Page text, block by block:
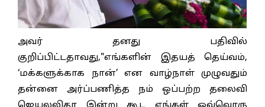
அவர் தனது பதிவில்
குறிப்பிட்டதாவது,"எங்களின் இதயத் தெய்வம்,
‘மக்களுக்காக நான்’ என வாழ்நாள் முழுவதும்
தன்னை அர்ப்பணித்த நம் ஒப்பற்ற தலைவி